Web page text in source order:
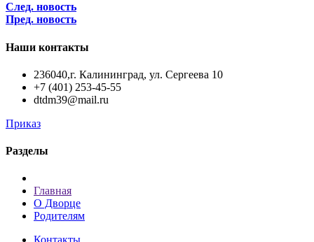
След. новость
Пред. новость
Наши контакты
236040,г. Калининград, ул. Сергеева 10
+7 (401) 253-45-55
dtdm39@mail.ru
Приказ
Разделы
Главная
О Дворце
Родителям